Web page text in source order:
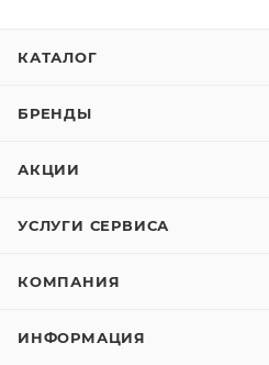
КАТАЛОГ
БРЕНДЫ
АКЦИИ
УСЛУГИ СЕРВИСА
КОМПАНИЯ
ИНФОРМАЦИЯ